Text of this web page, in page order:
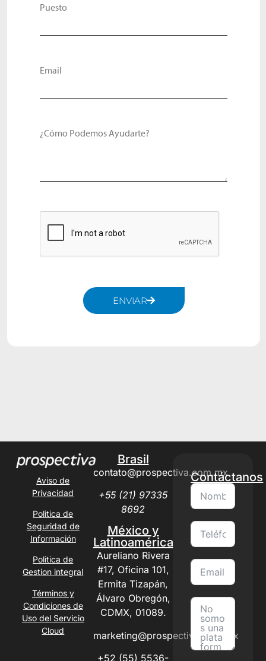
Puesto
Email
¿Cómo Podemos Ayudarte?
ENVIAR
Aviso de
Privacidad
Politica de
Seguridad de
Información
Politica de
Gestion integral
Términos y
Condiciones de
Uso del Servicio
Cloud
Brasil
contato@prospectiva.com.mx
+55 (21) 97335
8692
México y
Latinoamérica
Aureliano Rivera
#17, Oficina 101,
Ermita Tizapán,
Álvaro Obregón,
CDMX, 01089.
marketing@prospectiva.com.mx
+52 (55) 5536-
Contáctanos